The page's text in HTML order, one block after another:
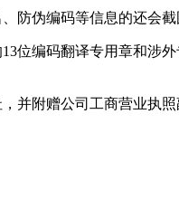
防伪编码等信息的还会截
位编码翻译专用章和涉
附赠公司工商营业执